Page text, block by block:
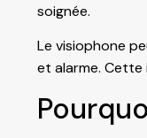
soignée.
Le visiophone
et alarme.